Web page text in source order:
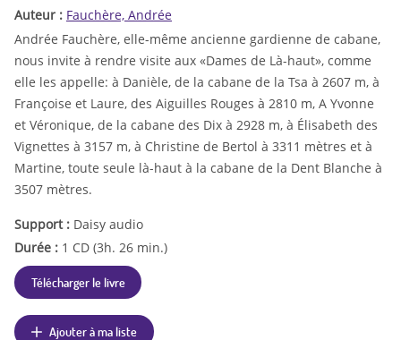
Auteur : Fauchère, Andrée
Andrée Fauchère, elle-même ancienne gardienne de cabane,
nous invite à rendre visite aux «Dames de Là-haut», comme
elle les appelle: à Danièle, de la cabane de la Tsa à 2607 m, à
Françoise et Laure, des Aiguilles Rouges à 2810 m, A Yvonne
et Véronique, de la cabane des Dix à 2928 m, à Élisabeth des
Vignettes à 3157 m, à Christine de Bertol à 3311 mètres et à
Martine, toute seule là-haut à la cabane de la Dent Blanche à
3507 mètres.
Support : Daisy audio
Durée : 1 CD (3h. 26 min.)
Télécharger le livre
Ajouter à ma liste